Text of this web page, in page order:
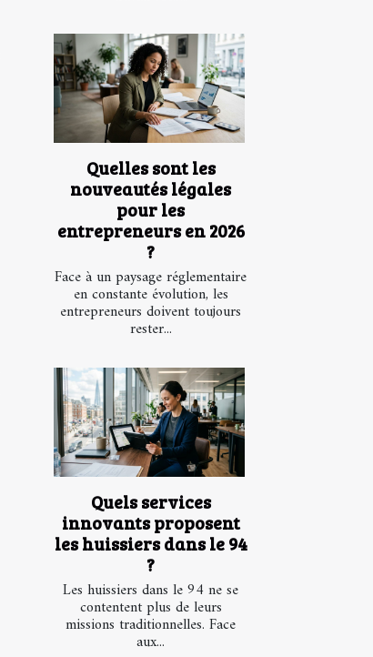
Quelles sont les
nouveautés légales
pour les
entrepreneurs en 2026
?
Face à un paysage réglementaire
en constante évolution, les
entrepreneurs doivent toujours
rester...
Quels services
innovants proposent
les huissiers dans le 94
?
Les huissiers dans le 94 ne se
contentent plus de leurs
missions traditionnelles. Face
aux...